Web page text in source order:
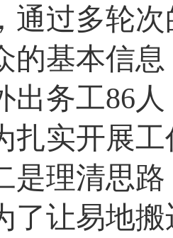
通过多轮
的基本信
出务工86
扎实开展
清思路
了让易地